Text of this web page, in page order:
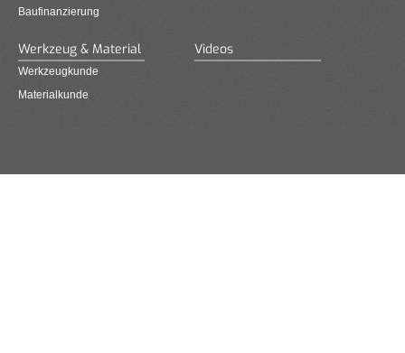
Baufinanzierung
Werkzeug & Material
Werkzeugkunde
Materialkunde
Videos